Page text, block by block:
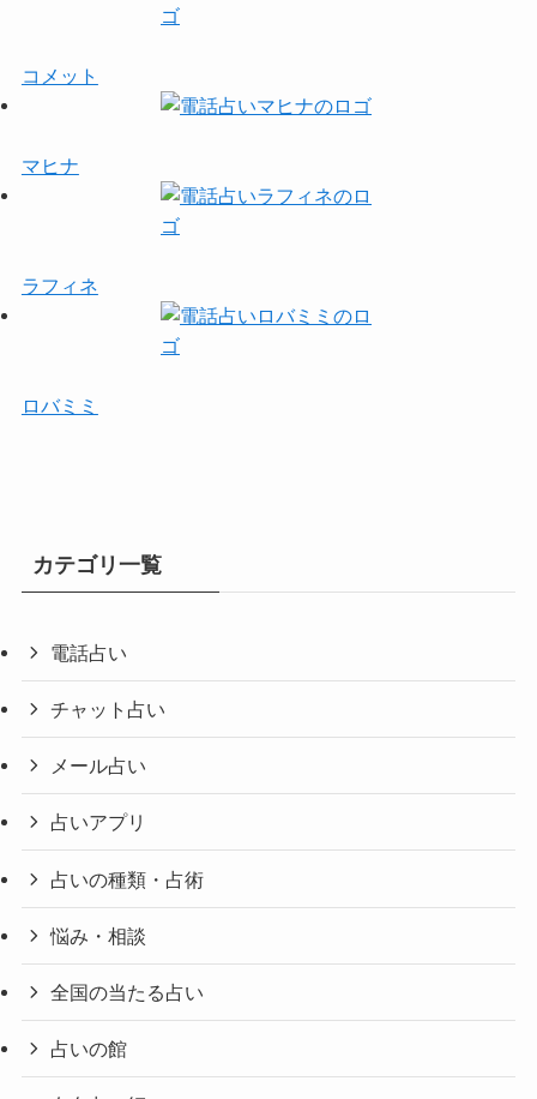
コメット
マヒナ
ラフィネ
ロバミミ
カテゴリ一覧
電話占い
チャット占い
メール占い
占いアプリ
占いの種類・占術
悩み・相談
全国の当たる占い
占いの館